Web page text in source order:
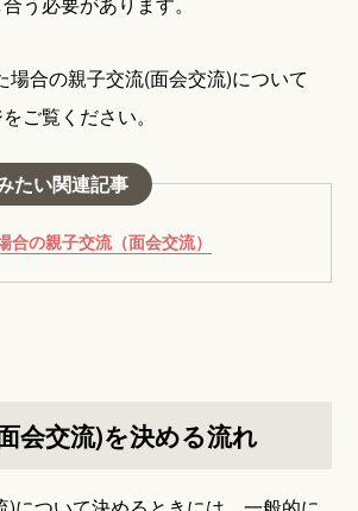
場合の親子交流(面会交流)について
ご覧ください。
たい関連記事
合の親子交流（面会交流）
会交流)を決める流れ